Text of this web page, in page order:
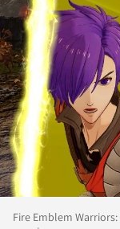
Fire Emblem